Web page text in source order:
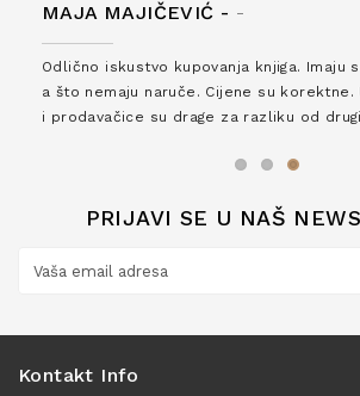
MAJA MAJIČEVIĆ - -
Odlično iskustvo kupovanja knjiga. Imaju
a što nemaju naruče. Cijene su korektne.
i prodavačice su drage za razliku od
PRIJAVI SE U NAŠ
Kontakt Info